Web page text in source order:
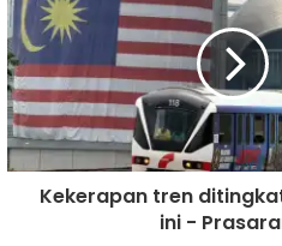
Hampir 20 Negara
Pertimbang
Tangani
Aqsa
Kadar Emigrasi
Tertinggi, Hampir
Penduduk
Mesir Desak
Kekerapan tren
ini -